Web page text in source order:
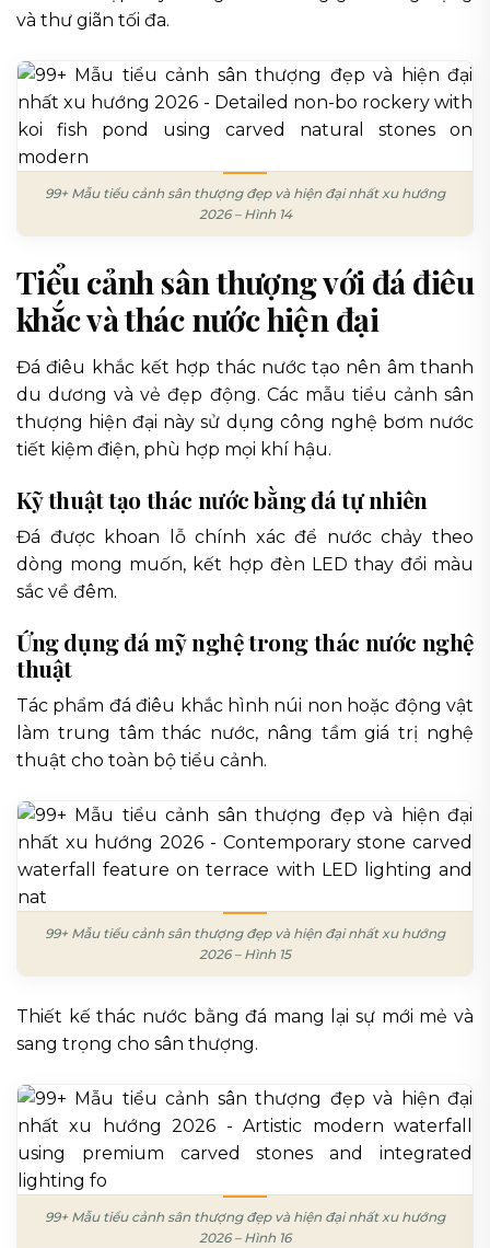
và thư giãn tối đa.
99+ Mẫu tiểu cảnh sân thượng đẹp và hiện đại nhất xu hướng
2026 – Hình 14
Tiểu cảnh sân thượng với đá điêu
khắc và thác nước hiện đại
Đá điêu khắc kết hợp thác nước tạo nên âm thanh
du dương và vẻ đẹp động. Các mẫu tiểu cảnh sân
thượng hiện đại này sử dụng công nghệ bơm nước
tiết kiệm điện, phù hợp mọi khí hậu.
Kỹ thuật tạo thác nước bằng đá tự nhiên
Đá được khoan lỗ chính xác để nước chảy theo
dòng mong muốn, kết hợp đèn LED thay đổi màu
sắc về đêm.
Ứng dụng đá mỹ nghệ trong thác nước nghệ
thuật
Tác phẩm đá điêu khắc hình núi non hoặc động vật
làm trung tâm thác nước, nâng tầm giá trị nghệ
thuật cho toàn bộ tiểu cảnh.
99+ Mẫu tiểu cảnh sân thượng đẹp và hiện đại nhất xu hướng
2026 – Hình 15
Thiết kế thác nước bằng đá mang lại sự mới mẻ và
sang trọng cho sân thượng.
99+ Mẫu tiểu cảnh sân thượng đẹp và hiện đại nhất xu hướng
2026 – Hình 16